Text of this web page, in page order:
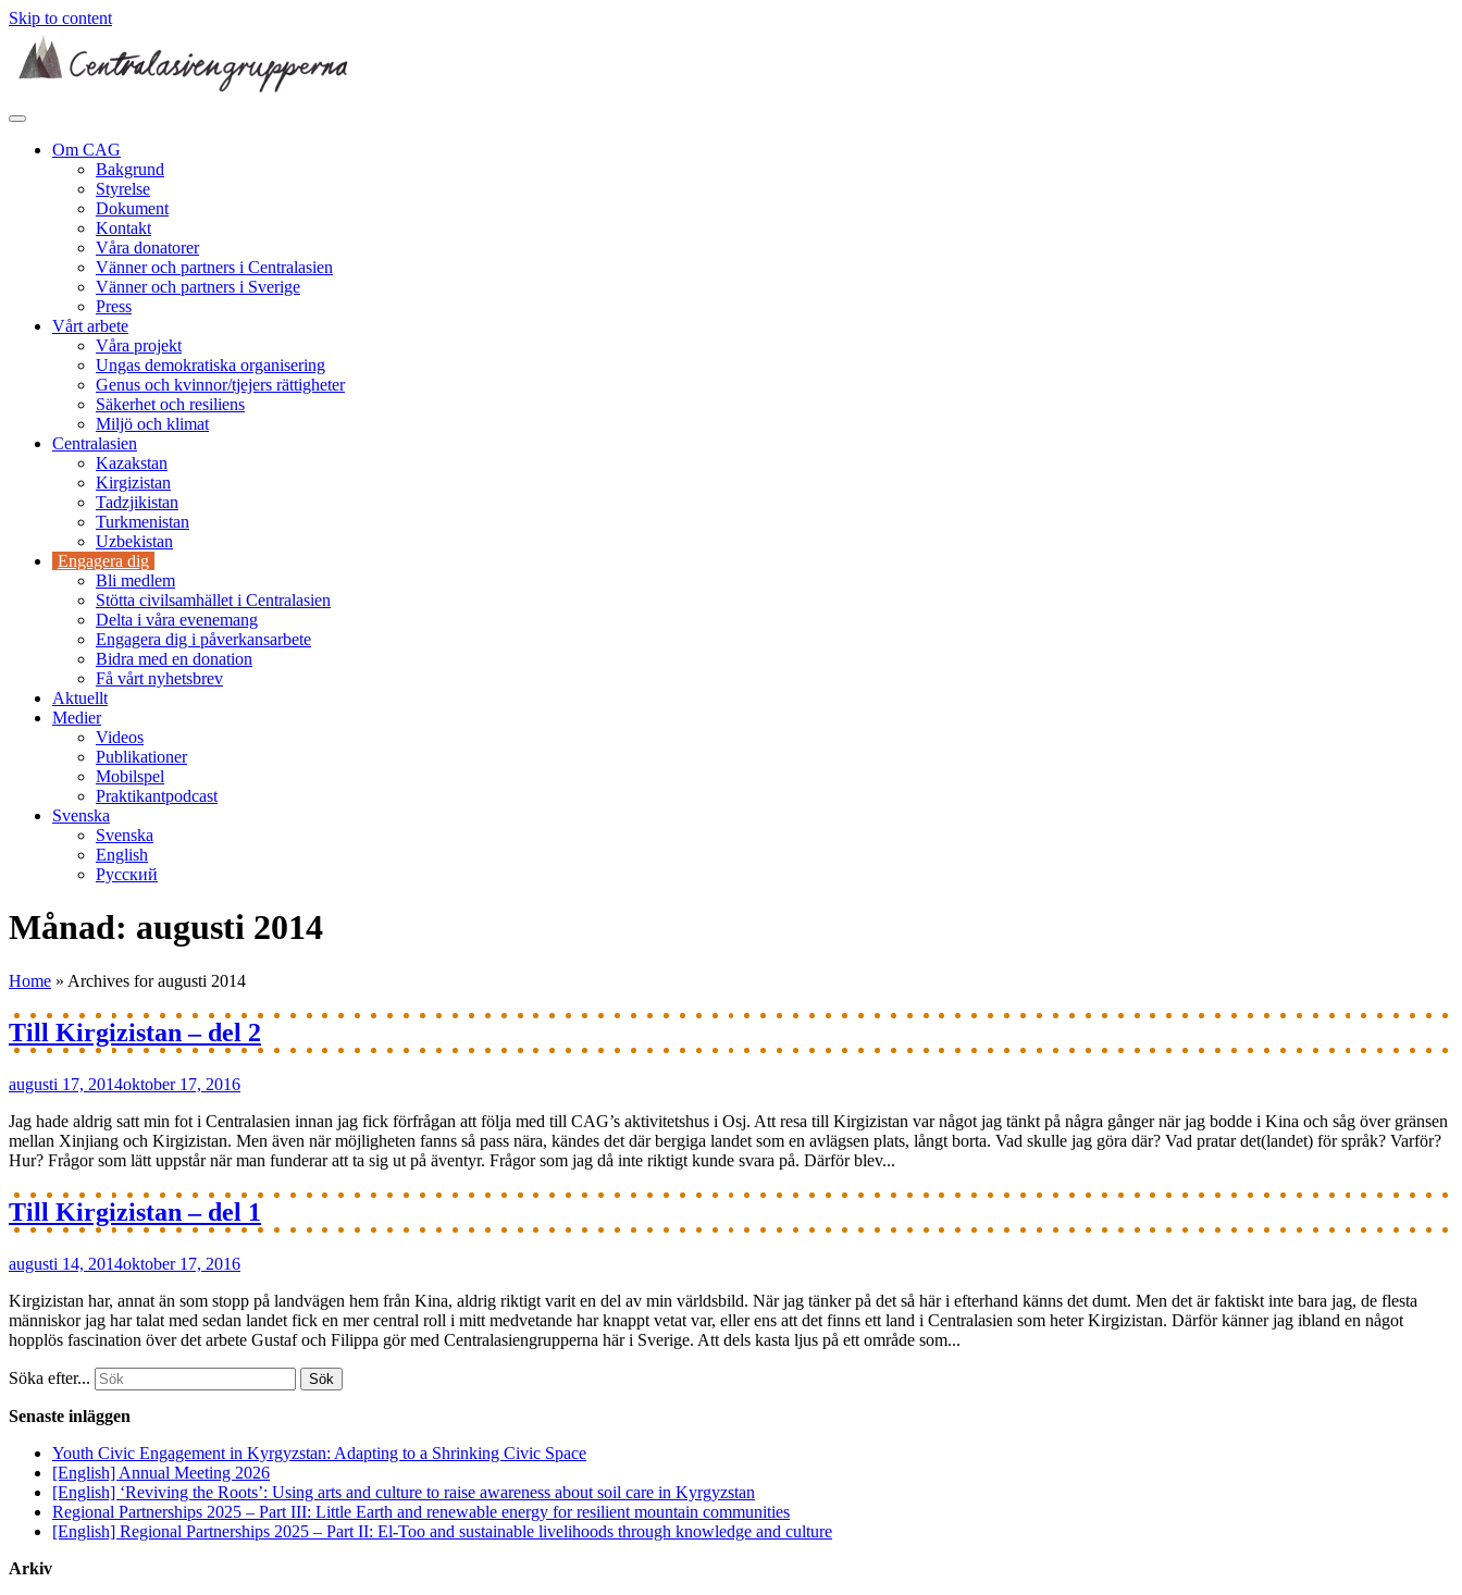
Skip to content
Om CAG
Bakgrund
Styrelse
Dokument
Kontakt
Våra donatorer
Vänner och partners i Centralasien
Vänner och partners i Sverige
Press
Vårt arbete
Våra projekt
Ungas demokratiska organisering
Genus och kvinnor/tjejers rättigheter
Säkerhet och resiliens
Miljö och klimat
Centralasien
Kazakstan
Kirgizistan
Tadzjikistan
Turkmenistan
Uzbekistan
Engagera dig
Bli medlem
Stötta civilsamhället i Centralasien
Delta i våra evenemang
Engagera dig i påverkansarbete
Bidra med en donation
Få vårt nyhetsbrev
Aktuellt
Medier
Videos
Publikationer
Mobilspel
Praktikantpodcast
Svenska
Svenska
English
Русский
Månad: augusti 2014
Home » Archives for augusti 2014
Till Kirgizistan – del 2
augusti 17, 2014oktober 17, 2016
Jag hade aldrig satt min fot i Centralasien innan jag fick förfrågan att följa med till CAG’s aktivitetshus i Osj. Att resa till Kirgizistan var något jag tänkt på några gånger när jag bodde i Kina och såg över gränsen
mellan Xinjiang och Kirgizistan. Men även när möjligheten fanns så pass nära, kändes det där bergiga landet som en avlägsen plats, långt borta. Vad skulle jag göra där? Vad pratar det(landet) för språk? Varför?
Hur? Frågor som lätt uppstår när man funderar att ta sig ut på äventyr. Frågor som jag då inte riktigt kunde svara på. Därför blev...
Till Kirgizistan – del 1
augusti 14, 2014oktober 17, 2016
Kirgizistan har, annat än som stopp på landvägen hem från Kina, aldrig riktigt varit en del av min världsbild. När jag tänker på det så här i efterhand känns det dumt. Men det är faktiskt inte bara jag, de flesta
människor jag har talat med sedan landet fick en mer central roll i mitt medvetande har knappt vetat var, eller ens att det finns ett land i Centralasien som heter Kirgizistan. Därför känner jag ibland en något
hopplös fascination över det arbete Gustaf och Filippa gör med Centralasiengrupperna här i Sverige. Att dels kasta ljus på ett område som...
Söka efter...
Senaste inläggen
Youth Civic Engagement in Kyrgyzstan: Adapting to a Shrinking Civic Space
[English] Annual Meeting 2026
[English] ‘Reviving the Roots’: Using arts and culture to raise awareness about soil care in Kyrgyzstan
Regional Partnerships 2025 – Part III: Little Earth and renewable energy for resilient mountain communities
[English] Regional Partnerships 2025 – Part II: El-Too and sustainable livelihoods through knowledge and culture
Arkiv